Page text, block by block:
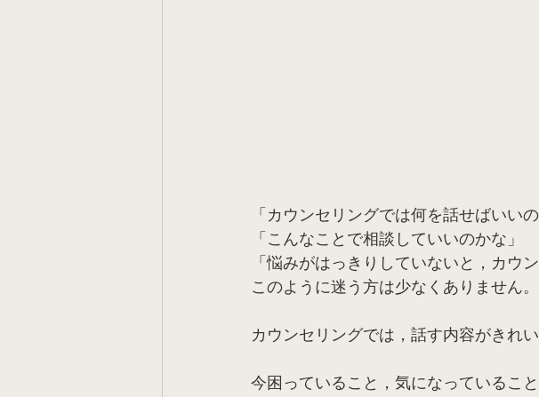
「カウンセリングでは何を話せばいいの
「こんなことで相談していいのかな」
「悩みがはっきりしていないと，カウ
このように迷う方は少なくありません。
カウンセリングでは，話す内容がきれ
今困っていること，気になっているこ